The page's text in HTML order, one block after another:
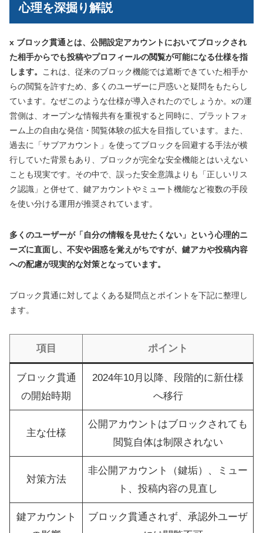
心理を深掘り解説
x ブロック貫通とは、公開設定アカウントにおいてブロックされ
た相手からでも投稿やプロフィールの閲覧が可能になる仕様を指
します。 これは、従来のブロック機能では遮断できていた相手か
らの閲覧を許すため、多くのユーザーに戸惑いと疑問をもたらし
ています。なぜこのような仕様が導入されたのでしょうか。xの運
営側は、オープンな情報共有を重視すると同時に、プラットフォ
ーム上の自由な発信・閲覧体験の拡大を目指しています。また、
過去に「サブアカウント」を使ってブロックを回避する手法が横
行していた背景もあり、ブロックが完全な安全機能とはいえない
ことも現実です。その中で、誤った安全意識よりも「正しいリス
ク認識」と併せて、鍵アカウントやミュート機能など複数の手段
を使い分ける運用が推奨されています。
多くのユーザーが「自分の情報を見せたくない」という心理的ニ
ーズに直面し、不安や困惑を覚えがちですが、鍵アカや投稿内容
への配慮が現実的な対策となっています。
ブロック貫通に対してよくある疑問点とポイントを下記に整理し
ます。
項目 ポイント
ブロック貫通
の開始時期
2024年10月以降、段階的に新仕様
へ移行
主な仕様
公開アカウントはブロックされても
閲覧自体は制限されない
対策方法
非公開アカウント（鍵垢）、ミュー
ト、投稿内容の見直し
鍵アカウント
ブロック貫通されず、承認外ユーザ